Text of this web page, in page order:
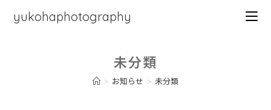
yukohaphotography
未分類
> お知らせ > 未分類